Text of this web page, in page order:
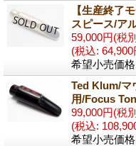
【生産終了
スピース/ア
59,000円(税
(税込: 64,900
希望小売価格
Ted Klum/マ
用/Focus
99,000円(税
(税込:
希望小売価格